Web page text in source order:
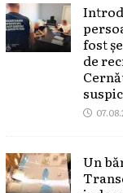
fost
de
Un